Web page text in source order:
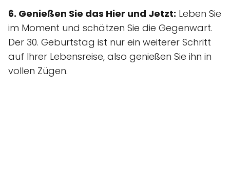
6. Genießen Sie das Hier und Jetzt: Leben Sie
im Moment und schätzen Sie die Gegenwart.
Der 30. Geburtstag ist nur ein weiterer Schritt
auf Ihrer Lebensreise, also genießen Sie ihn in
vollen Zügen.